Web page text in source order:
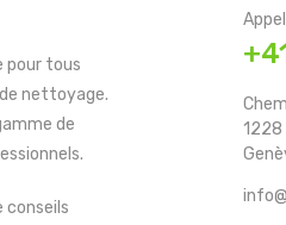
pour tous
nettoyage.
de
conseils